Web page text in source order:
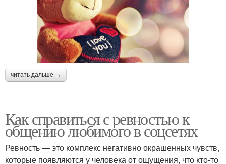
читать дальше →
Как справиться с ревностью к
общению любимого в соцсетях
Ревность — это комплекс негативно окрашенных чувств,
которые появляются у человека от ощущения, что кто-то